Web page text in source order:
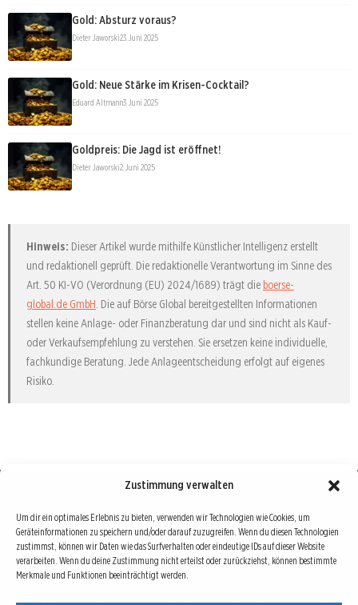
Zustimmung verwalten
Um dir ein optimales Erlebnis zu bieten, verwenden wir Technologien wie Cookies, um
Geräteinformationen zu speichern und/oder darauf zuzugreifen. Wenn du diesen Technologien
zustimmst, können wir Daten wie das Surfverhalten oder eindeutige IDs auf dieser Website
verarbeiten. Wenn du deine Zustimmung nicht erteilst oder zurückziehst, können bestimmte
Merkmale und Funktionen beeinträchtigt werden.
Gold: Absturz voraus?
Dieter Jaworski23. Juni 2025
Gold: Neue Stärke im Krisen-Cocktail?
Eduard Altmann3. Juni 2025
Goldpreis: Die Jagd ist eröffnet!
Dieter Jaworski2. Juni 2025
Hinweis: Dieser Artikel wurde mithilfe Künstlicher Intelligenz erstellt
und redaktionell geprüft. Die redaktionelle Verantwortung im Sinne des
Art. 50 KI-VO (Verordnung (EU) 2024/1689) trägt die boerse-
global.de GmbH. Die auf Börse Global bereitgestellten Informationen
stellen keine Anlage- oder Finanzberatung dar und sind nicht als Kauf-
oder Verkaufsempfehlung zu verstehen. Sie ersetzen keine individuelle,
fachkundige Beratung. Jede Anlageentscheidung erfolgt auf eigenes
Risiko.
Börse : lokal, international, global
Erfolgreiche Börsengeschäfte bedingen vor allem drei Dinge: Verlässliche Informationen,
richtige Interpretationen und unabhängige Informationsquellen. Diese drei Bausteine sind
auch die redaktionelle Leitlinie von Börse Global.